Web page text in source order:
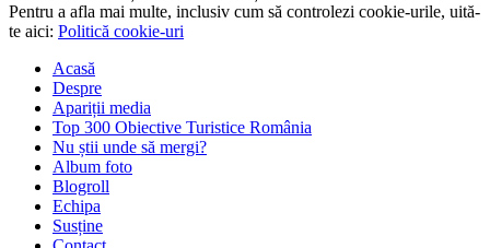
Pentru a afla mai multe, inclusiv cum să controlezi cookie-urile, uită-
te aici: Politică cookie-uri
Acasă
Despre
Apariții media
Top 300 Obiective Turistice România
Nu știi unde să mergi?
Album foto
Blogroll
Echipa
Susține